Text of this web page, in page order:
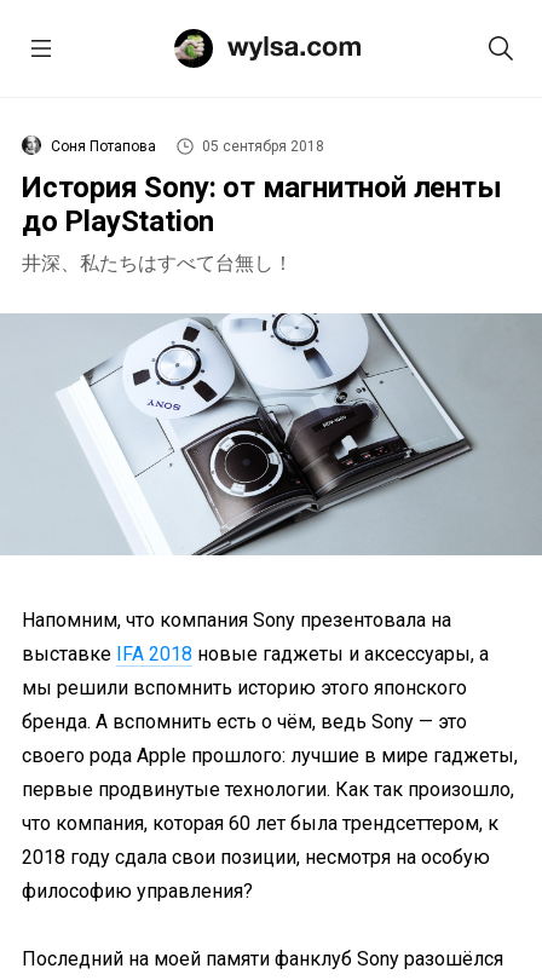
Соня Потапова 05 сентября 2018
История Sony: от магнитной ленты
до PlayStation
井深、私たちはすべて台無し！
Напомним, что компания Sony презентовала на
выставке IFA 2018 новые гаджеты и аксессуары, а
мы решили вспомнить историю этого японского
бренда. А вспомнить есть о чём, ведь Sony — это
своего рода Apple прошлого: лучшие в мире гаджеты,
первые продвинутые технологии. Как так произошло,
что компания, которая 60 лет была трендсеттером, к
2018 году сдала свои позиции, несмотря на особую
философию управления?
Последний на моей памяти фанклуб Sony разошёлся